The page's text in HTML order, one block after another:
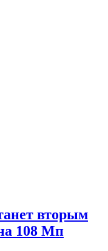
вторым
108 Мп